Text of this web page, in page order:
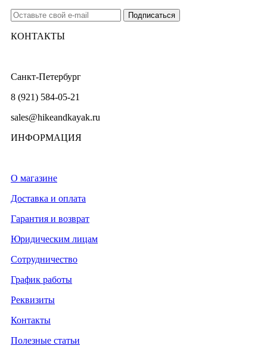
КОНТАКТЫ
Санкт-Петербург
8 (921) 584-05-21
sales@hikeandkayak.ru
ИНФОРМАЦИЯ
О магазине
Доставка и оплата
Гарантия и возврат
Юридическим лицам
Сотрудничество
График работы
Реквизиты
Контакты
Полезные статьи